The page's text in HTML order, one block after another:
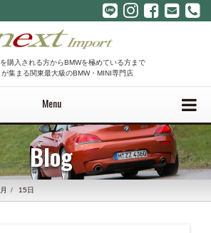
購入される方からBMWを極めている方まで
集まる関東最大級のBMW・MINI専門店
Menu
Blog
15日